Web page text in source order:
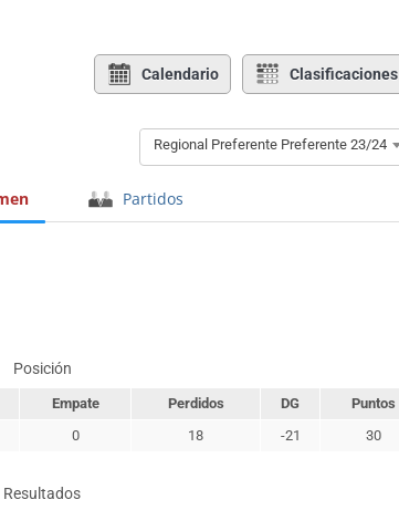
Calendario Clasificaciones
Regional Preferente Preferente 23/24
Partidos
Posición
Empate Perdidos DG
Puntos
0
18 -21 30
Resultados